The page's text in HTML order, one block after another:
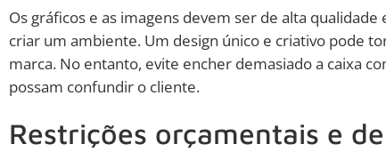
Os gráficos e as imagens devem ser de alta
criar um ambiente. Um design único e criativo pode
marca. No entanto, evite encher demasiado a caixa
possam confundir o cliente.
Restrições orçamentais e